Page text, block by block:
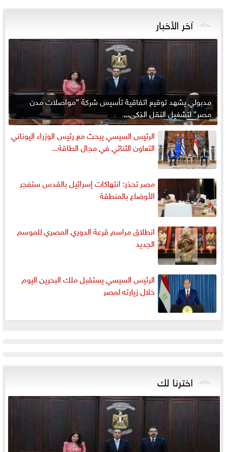
آخر الأخبار
مدبولي يشهد توقيع اتفاقية تأسيس شركة ”مواصلات مدن
مصر” لتشغيل النقل الذكي...
الرئيس السيسي يبحث مع رئيس الوزراء اليوناني
التعاون الثنائي في مجال الطاقة...
مصر تحذر: انتهاكات إسرائيل بالقدس ستفجر
الأوضاع بالمنطقة
انطلاق مراسم قرعة الدوري المصري للموسم
الجديد
الرئيس السيسي يستقبل ملك البحرين اليوم
خلال زيارته لمصر
اخترنا لك